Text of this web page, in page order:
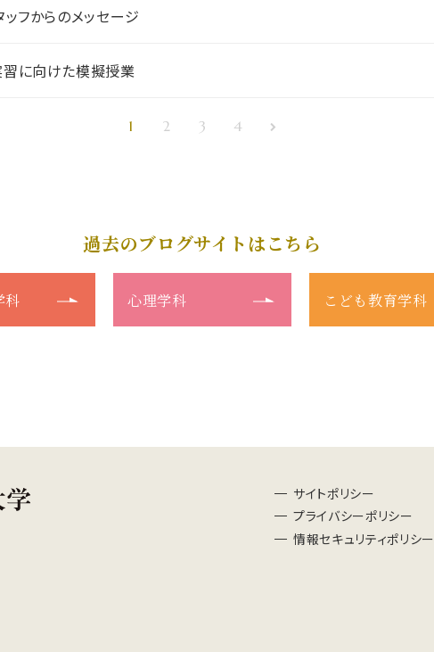
ッフからのメッセージ
に向けた模擬授業
1 2 3 4
過去のブログサイトはこちら
科 心理学科 こども教育学科
サイトポリシー
プライバシーポリシー
情報セキュリティポリシー